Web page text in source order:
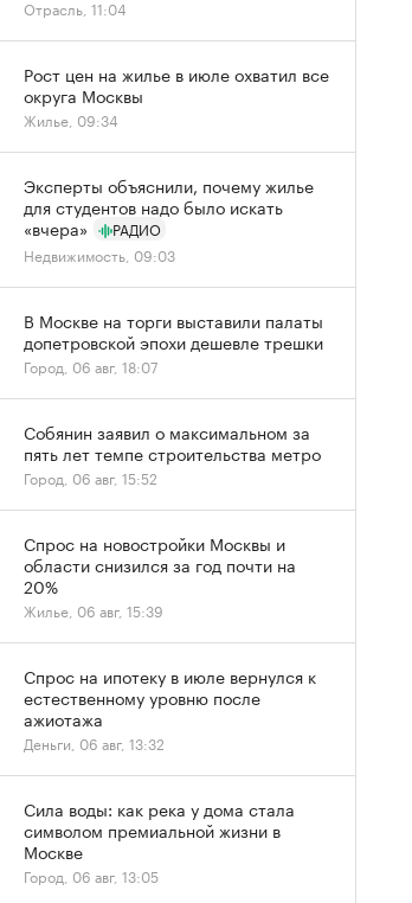
Отрасль, 11:04
Рост цен на жилье в июле охватил все
округа Москвы
Жилье, 09:34
Эксперты объяснили, почему жилье
для студентов надо было искать
«вчера»
РАДИО
Недвижимость, 09:03
В Москве на торги выставили палаты
допетровской эпохи дешевле трешки
Город, 06 авг, 18:07
Собянин заявил о максимальном за
пять лет темпе строительства метро
Город, 06 авг, 15:52
Спрос на новостройки Москвы и
области снизился за год почти на
20%
Жилье, 06 авг, 15:39
Спрос на ипотеку в июле вернулся к
естественному уровню после
ажиотажа
Деньги, 06 авг, 13:32
Сила воды: как река у дома стала
символом премиальной жизни в
Москве
Город, 06 авг, 13:05